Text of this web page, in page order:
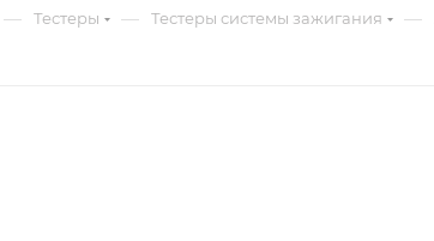
— Тестеры — Тестеры системы зажигания —